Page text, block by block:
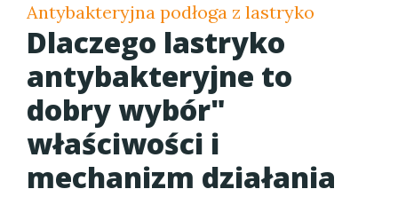
Antybakteryjna podłoga z lastryko
Dlaczego lastryko
antybakteryjne to
dobry wybór"
właściwości i
mechanizm działania